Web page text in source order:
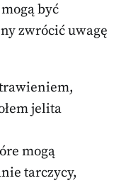
być
zwrócić uwagę
jelita
mogą
tarczycy,